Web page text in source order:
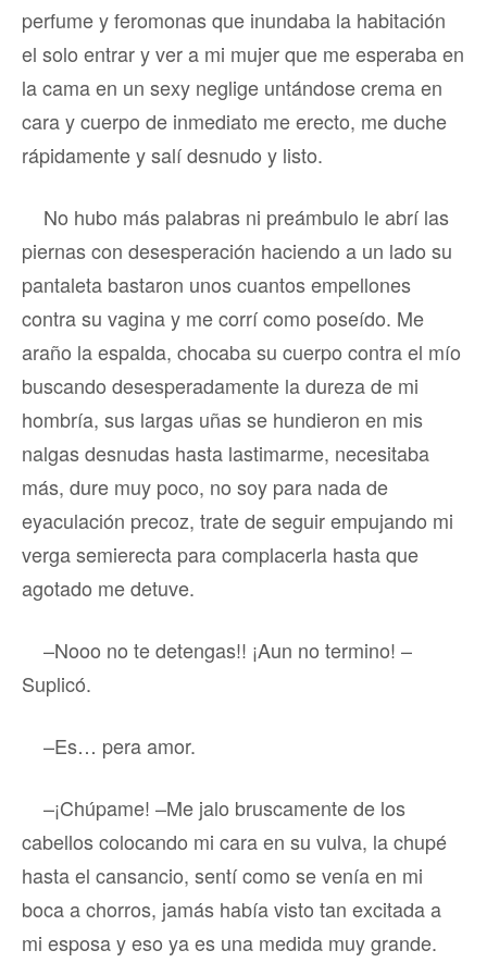
perfume y feromonas que inundaba la habitación
el solo entrar y ver a mi mujer que me esperaba en
la cama en un sexy neglige untándose crema en
cara y cuerpo de inmediato me erecto, me duche
rápidamente y salí desnudo y listo.
No hubo más palabras ni preámbulo le abrí las
piernas con desesperación haciendo a un lado su
pantaleta bastaron unos cuantos empellones
contra su vagina y me corrí como poseído. Me
araño la espalda, chocaba su cuerpo contra el mío
buscando desesperadamente la dureza de mi
hombría, sus largas uñas se hundieron en mis
nalgas desnudas hasta lastimarme, necesitaba
más, dure muy poco, no soy para nada de
eyaculación precoz, trate de seguir empujando mi
verga semierecta para complacerla hasta que
agotado me detuve.
–Nooo no te detengas!! ¡Aun no termino! –
Suplicó.
–Es… pera amor.
–¡Chúpame! –Me jalo bruscamente de los
cabellos colocando mi cara en su vulva, la chupé
hasta el cansancio, sentí como se venía en mi
boca a chorros, jamás había visto tan excitada a
mi esposa y eso ya es una medida muy grande.